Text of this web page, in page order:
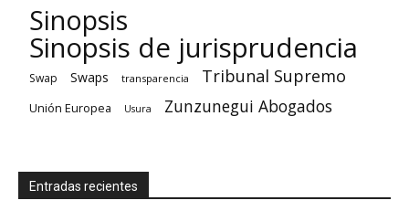
Sinopsis
Sinopsis de jurisprudencia
Swap Swaps transparencia Tribunal Supremo
Unión Europea Usura Zunzunegui Abogados
Entradas recientes